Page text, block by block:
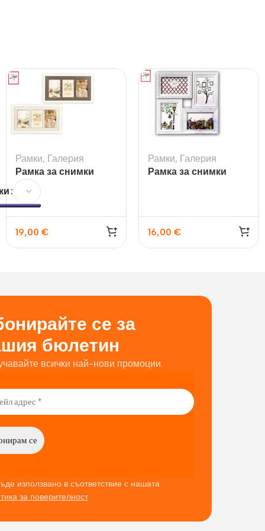
Рамки, Галерия
Рамка за снимки
Arlon 3Q
19,00 €
Рамки, Галерия
Рамка за снимки
16,00 €
се за
бюлетин
всички най-нови промоции.
използвано в съответствие с нашата
за поверителност